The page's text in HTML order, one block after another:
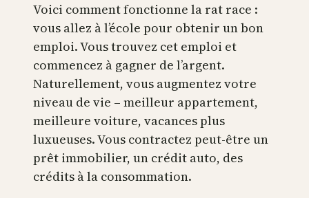
Voici comment fonctionne la rat race :
vous allez à l’école pour obtenir un bon
emploi. Vous trouvez cet emploi et
commencez à gagner de l’argent.
Naturellement, vous augmentez votre
niveau de vie – meilleur appartement,
meilleure voiture, vacances plus
luxueuses. Vous contractez peut-être un
prêt immobilier, un crédit auto, des
crédits à la consommation.